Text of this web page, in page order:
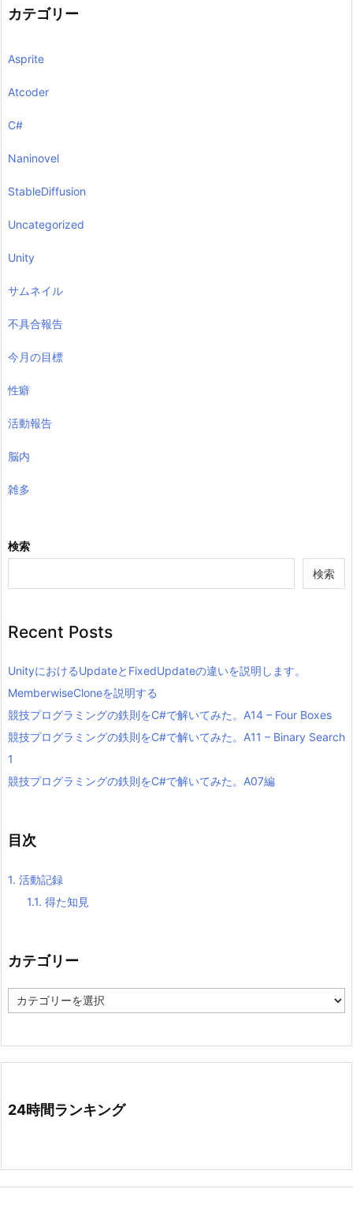
カテゴリー
Asprite
Atcoder
C#
Naninovel
StableDiffusion
Uncategorized
Unity
サムネイル
不具合報告
今月の目標
性癖
活動報告
脳内
雑多
検索
検索
Recent Posts
UnityにおけるUpdateとFixedUpdateの違いを説明します。
MemberwiseCloneを説明する
競技プログラミングの鉄則をC#で解いてみた。A14 – Four Boxes
競技プログラミングの鉄則をC#で解いてみた。A11 – Binary Search
1
競技プログラミングの鉄則をC#で解いてみた。A07編
目次
1. 活動記録
1.1. 得た知見
カテゴリー
テ
24時間ランキング